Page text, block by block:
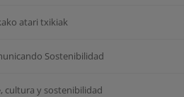
atari txikiak
Sostenibilidad
cultura y sostenibilidad